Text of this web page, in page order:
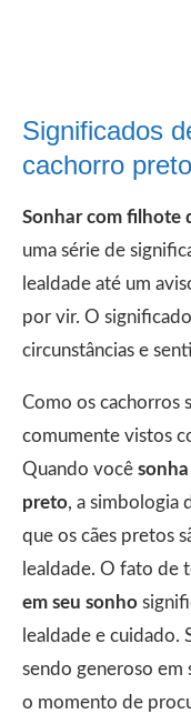
Significados
cachorro
Sonhar com filhote
uma série de
lealdade até um
por vir. O
circunstâncias e
Como os cachorros
comumente vistos
Quando você
preto, a simbologia
que os cães pretos
lealdade. O fato de
em seu sonho
lealdade e
sendo generoso em
o momento de